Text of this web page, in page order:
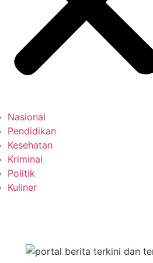
Nasional
Pendidikan
Kesehatan
Kriminal
Politik
Kuliner